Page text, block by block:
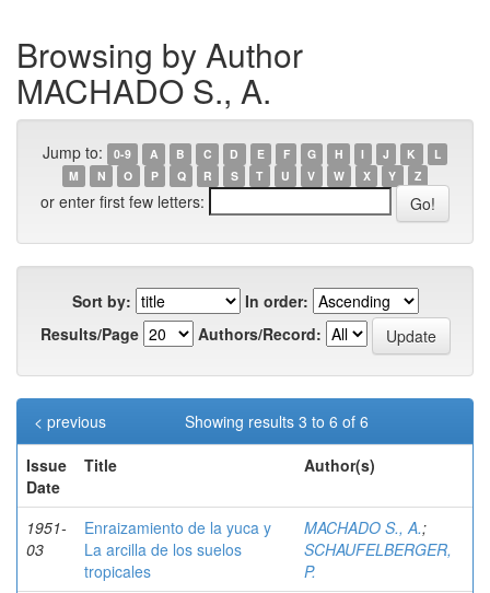
Browsing by Author
MACHADO S., A.
Jump to: 0-9 A B C D E F G H I J K
L
M
N O P Q R S T U V W X Y Z
or enter first few letters:
Sort by:
In order:
Results/Page
Authors/Record:
Showing results 3 to 6 of 6
< previous
Issue
Date
Title Author(s)
1951-
03
Enraizamiento de la yuca y
La arcilla de los suelos
tropicales
MACHADO S., A.;
SCHAUFELBERGER,
P.